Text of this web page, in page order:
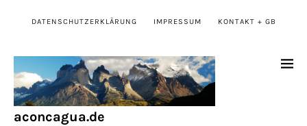
DATENSCHUTZERKLÄRUNG IMPRESSUM KONTAKT + GB
aconcagua.de